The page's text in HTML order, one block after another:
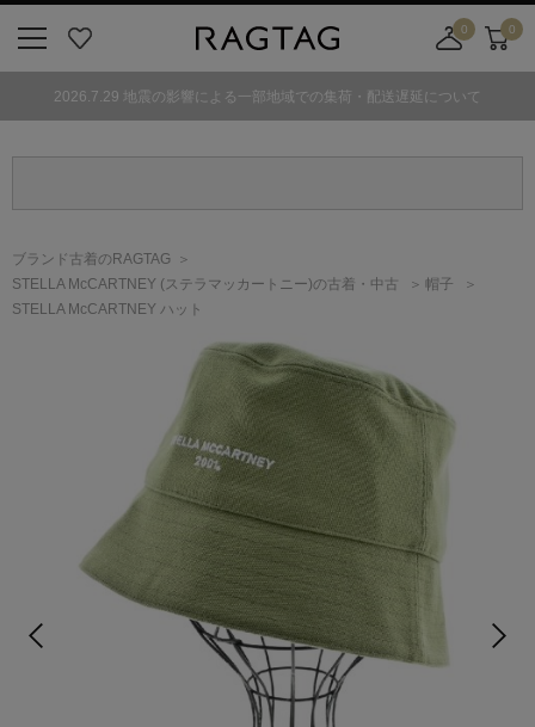
気
0
舗
カ
0
2026.7.29 地震の影響による一部地域での集荷・配送遅延について
ブランド古着のRAGTAG
STELLA McCARTNEY (ステラマッカートニー)の古着・中古
帽子
STELLA McCARTNEY ハット